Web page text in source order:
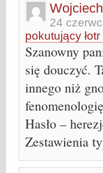
24
pokutujący
Szanowny
się douczyć.
innego niż
Hasło –
Zestawienia